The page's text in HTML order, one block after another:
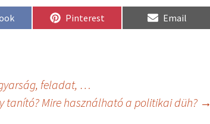
Share
on
Pinterest
Share
on
Email
feladat, …
tanító? Mire használható a politikai düh? →